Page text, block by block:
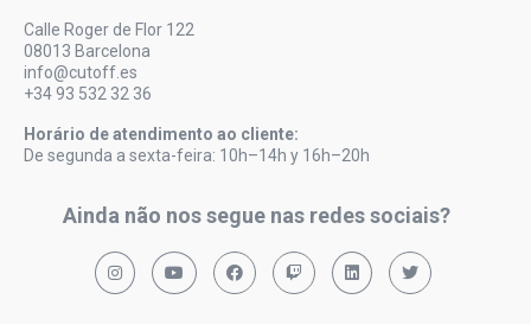
Calle Roger de Flor 122
08013 Barcelona
info@cutoff.es
+34 93 532 32 36
Horário de atendimento ao cliente:
De segunda a sexta-feira: 10h–14h y 16h–20h
Ainda não nos segue nas redes sociais?